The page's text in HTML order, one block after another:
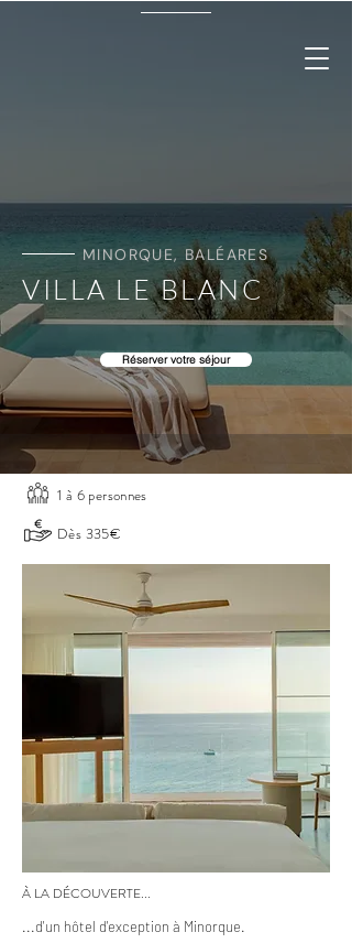
MINORQUE, BALÉARES
VILLA LE BLANC
Réserver votre séjour
1 à 6 personnes
Dès 335€
À LA DÉCOUVERTE...
...d'un hôtel d'exception à Minorque.